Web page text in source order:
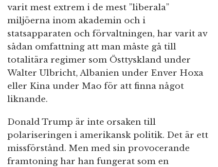
varit mest extrem i de mest ”liberala”
miljöerna inom akademin och i
statsapparaten och förvaltningen, har varit av
sådan omfattning att man måste gå till
totalitära regimer som Östtyskland under
Walter Ulbricht, Albanien under Enver Hoxa
eller Kina under Mao för att finna något
liknande.
Donald Trump är inte orsaken till
polariseringen i amerikansk politik. Det är ett
missförstånd. Men med sin provocerande
framtoning har han fungerat som en